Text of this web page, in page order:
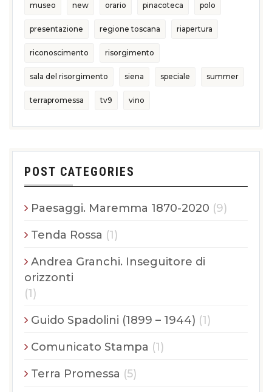
museo new orario pinacoteca polo
presentazione regione toscana riapertura
riconoscimento risorgimento
sala del risorgimento siena speciale summer
terrapromessa tv9 vino
POST CATEGORIES
Paesaggi. Maremma 1870-2020 (9)
Tenda Rossa (1)
Andrea Granchi. Inseguitore di
orizzonti
(1)
Guido Spadolini (1899 – 1944) (1)
Comunicato Stampa (1)
Terra Promessa (5)